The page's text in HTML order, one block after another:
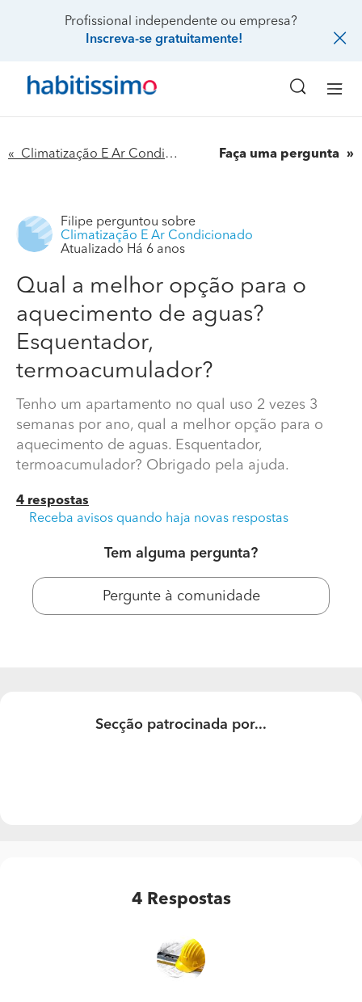
Profissional independente ou empresa?
Inscreva-se gratuitamente!
« Climatização E Ar Condicionado Faça uma pergunta
Qual a melhor opção para o aquecimento de aguas?
Tenho um apartamento no qual uso 2 vezes 3 semanas
Filipe perguntou sobre
Climatização E Ar Condicionado
Atualizado Há 6 anos
Qual a melhor opção para o
aquecimento de aguas?
Esquentador,
termoacumulador?
Tenho um apartamento no qual uso 2 vezes 3
semanas por ano, qual a melhor opção para o
aquecimento de aguas. Esquentador,
termoacumulador? Obrigado pela ajuda.
4 respostas
Receba avisos quando haja novas respostas
Tem alguma pergunta?
Pergunte à comunidade
Secção patrocinada por...
4 Respostas